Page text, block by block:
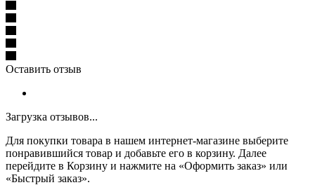
Оставить отзыв
Загрузка отзывов...
Для покупки товара в нашем интернет-магазине выберите
понравившийся товар и добавьте его в корзину. Далее
перейдите в Корзину и нажмите на «Оформить заказ» или
«Быстрый заказ».